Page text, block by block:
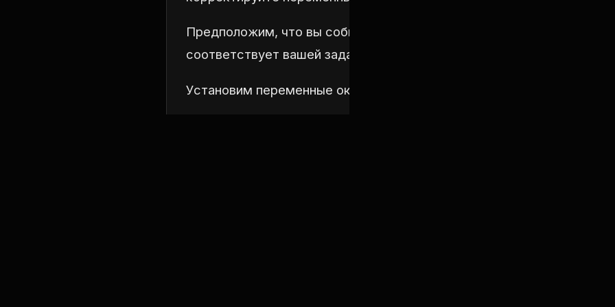
Предположим, что вы собираете для ARM64. Убедитесь, что
соответствует вашей задаче.
Установим переменные окружения для сборки. Для ARM64: